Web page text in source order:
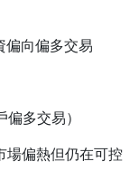
向偏多交易
多交易）
偏熱但仍在可控